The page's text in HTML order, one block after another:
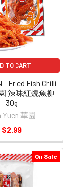
TO CART
- Fried Fish Chilli
辣味紅燒魚柳
30g
Yuen 華園
$2.99
On Sale